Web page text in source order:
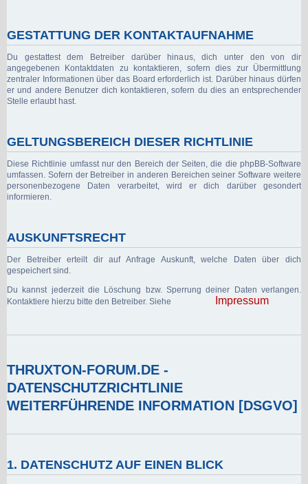
GESTATTUNG DER KONTAKTAUFNAHME
Du gestattest dem Betreiber darüber hinaus, dich unter den von dir
angegebenen Kontaktdaten zu kontaktieren, sofern dies zur Übermittlung
zentraler Informationen über das Board erforderlich ist. Darüber hinaus dürfen
er und andere Benutzer dich kontaktieren, sofern du dies an entsprechender
Stelle erlaubt hast.
GELTUNGSBEREICH DIESER RICHTLINIE
Diese Richtlinie umfasst nur den Bereich der Seiten, die die phpBB-Software
umfassen. Sofern der Betreiber in anderen Bereichen seiner Software weitere
personenbezogene Daten verarbeitet, wird er dich darüber gesondert
informieren.
AUSKUNFTSRECHT
Der Betreiber erteilt dir auf Anfrage Auskunft, welche Daten über dich
gespeichert sind.
Du kannst jederzeit die Löschung bzw. Sperrung deiner Daten verlangen.
Kontaktiere hierzu bitte den Betreiber. Siehe
Impressum
THRUXTON-FORUM.DE -
DATENSCHUTZRICHTLINIE
WEITERFÜHRENDE INFORMATION [DSGVO]
1. DATENSCHUTZ AUF EINEN BLICK